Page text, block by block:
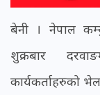
बेनी । नेपाल
शुक्रबार
कार्यकर्ताहरुको